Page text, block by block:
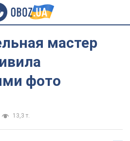
мастер
фото
13,3 т.